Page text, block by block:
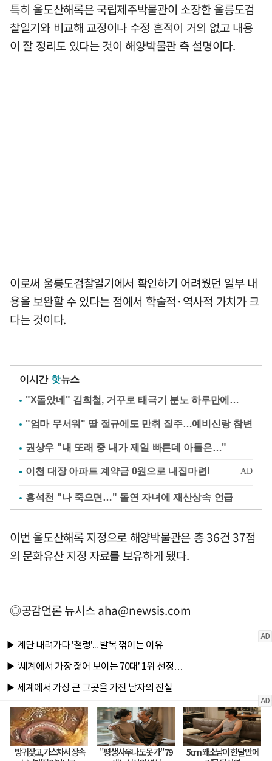
특히 울도산해록은 국립제주박물관이 소장한 울릉도검
찰일기와 비교해 교정이나 수정 흔적이 거의 없고 내용
이 잘 정리도 있다는 것이 해양박물관 측 설명이다.
이로써 울릉도검찰일기에서 확인하기 어려웠던 일부 내
용을 보완할 수 있다는 점에서 학술적·역사적 가치가 크
다는 것이다.
이시간 핫뉴스
"X돌았네" 김희철, 거꾸로 태극기 분노 하루만에…
"엄마 무서워" 딸 절규에도 만취 질주…예비신랑 참변
권상우 "내 또래 중 내가 제일 빠른데 아들은…"
홍석천 "나 죽으면…" 돌연 자녀에 재산상속 언급
이번 울도산해록 지정으로 해양박물관은 총 36건 37점
의 문화유산 지정 자료를 보유하게 됐다.
◎공감언론 뉴시스aha@newsis.com